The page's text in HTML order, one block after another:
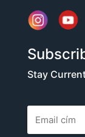
Stay